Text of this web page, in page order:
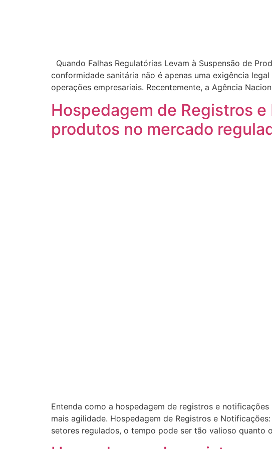
Quando Falhas Regulatórias Levam à Suspensão de
conformidade sanitária não é apenas uma exigência
operações empresariais. Recentemente, a Agência
Hospedagem de Registros
produtos no mercado
Entenda como a hospedagem de registros e
mais agilidade. Hospedagem de Registros e
setores regulados, o tempo pode ser tão valioso quanto